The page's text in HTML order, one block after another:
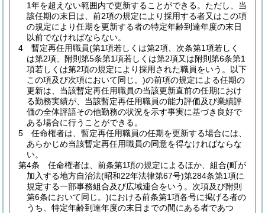
1年を超えない範囲内で更新することができる。 ただし、当
該任期の末日は、前2項の規定により採用する者又はこの項
の規定により任期を更新する者の特定年齢到達年度の末日
以前でなければならない。
4
暫定再任用職員(第1項若しくは第2項、次条第1項若しく
は第2項、附則第5条第1項若しくは第2項又は附則第6条第1
項若しくは第2項の規定により採用された職員をいう。以下
この項及び次項において同じ。)の前項の規定による任期の
更新は、当該暫定再任用職員の当該更新直前の任期におけ
る勤務実績が、当該暫定再任用職員の能力評価及び業績評
価の全体評語その他勤務の状況を示す事実に基づき良好で
ある場合に行うことができる。
5
任命権者は、暫定再任用職員の任期を更新する場合には、
あらかじめ当該暫定再任用職員の同意を得なければならな
い。
第4条
任命権者は、前条第1項の規定によるほか、組合(町が
加入する地方自治法(昭和22年法律第67号)第284条第1項に
規定する一部事務組合及び広域連合をいう。次項及び附則
第6条において同じ。)における前条第1項各号に掲げる者の
うち、特定年齢到達年度の末日までの間にある者であつ